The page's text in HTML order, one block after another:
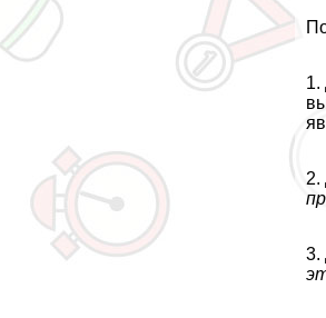
1.
2.
3.